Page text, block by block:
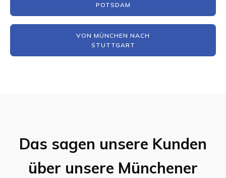
POTSDAM
VON MÜNCHEN NACH
STUTTGART
Das sagen unsere Kunden
über unsere Münchener